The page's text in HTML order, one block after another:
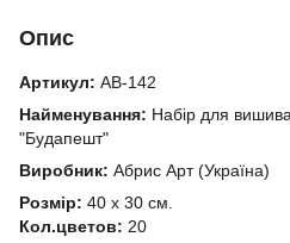
Опис
Артикул: АВ-142
Найменування: Набір для
"Будапешт"
Виробник: Абрис Арт (Україна)
Розмір: 40 х 30 см.
Кол.цветов: 20